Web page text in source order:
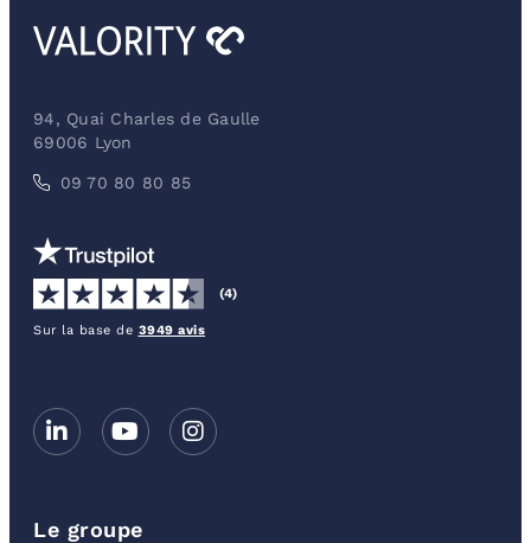
94, Quai Charles de Gaulle
69006 Lyon
09 70 80 80 85
(4)
Sur la base de 3949 avis
Le groupe